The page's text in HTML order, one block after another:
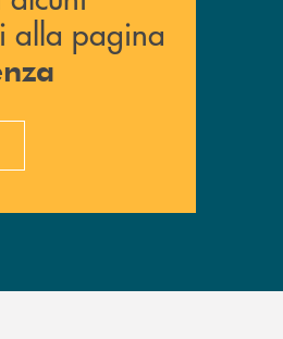
alla pagina